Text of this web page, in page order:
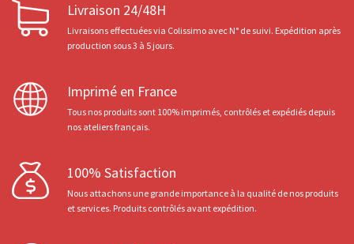
Livraison 24/48H
Livraisons effectuées via Colissimo avec N° de suivi. Expédition après
production sous 3 à 5 jours.
Imprimé en France
Tous nos produits sont 100% imprimés, contrôlés et expédiés depuis
nos ateliers français.
100% Satisfaction
Nous attachons une grande importance à la qualité de nos produits
et services. Produits contrôlés avant expédition.